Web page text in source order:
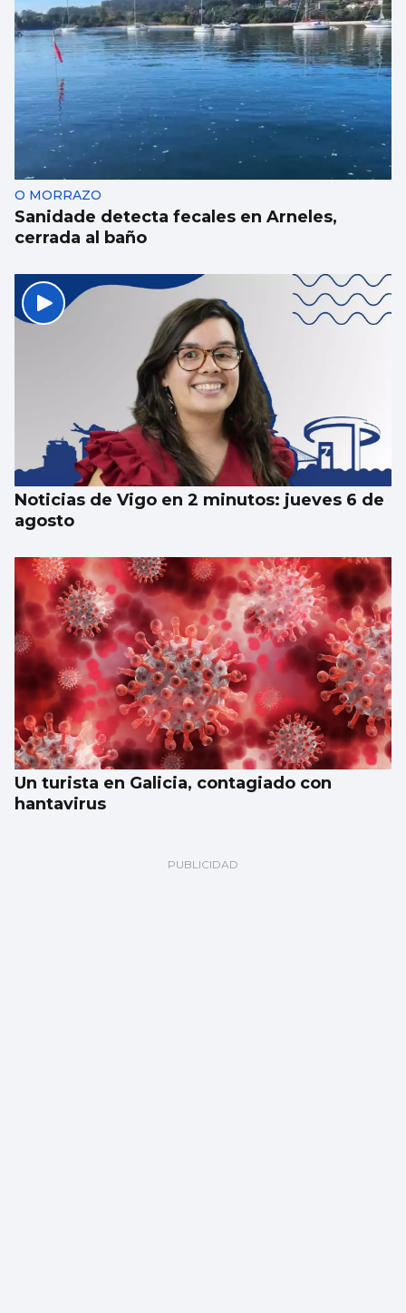
La conselleira do Mar visita el visor
submarino “Atlántida” de Bouzas
O MORRAZO
Sanidade detecta fecales en Arneles,
cerrada al baño
Noticias de Vigo en 2 minutos: jueves 6 de
agosto
Un turista en Galicia, contagiado con
hantavirus